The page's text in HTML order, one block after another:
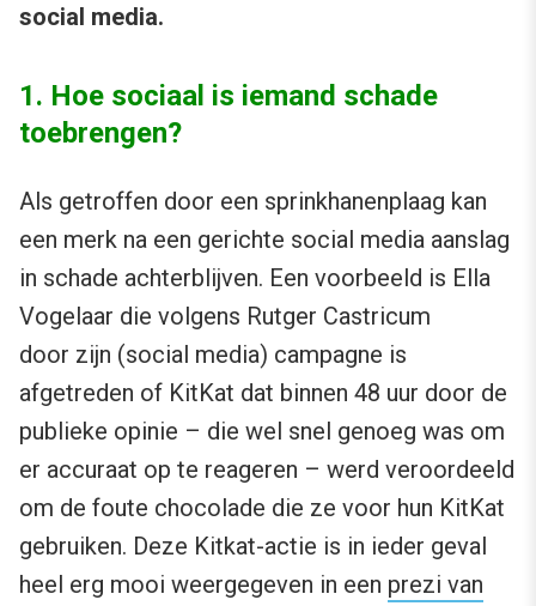
social media.
1. Hoe sociaal is iemand schade
toebrengen?
Als getroffen door een sprinkhanenplaag kan
een merk na een gerichte social media aanslag
in schade achterblijven. Een voorbeeld is Ella
Vogelaar die volgens Rutger Castricum
door zijn (social media) campagne is
afgetreden of KitKat dat binnen 48 uur door de
publieke opinie – die wel snel genoeg was om
er accuraat op te reageren – werd veroordeeld
om de foute chocolade die ze voor hun KitKat
gebruiken. Deze Kitkat-actie is in ieder geval
heel erg mooi weergegeven in een prezi van